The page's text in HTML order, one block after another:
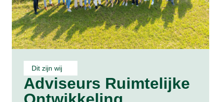
Dit zijn wij
Adviseurs Ruimtelijke